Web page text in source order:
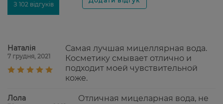
З 102 відгуків
Наталія
7 грудня, 2021
Самая лучшая мицеллярная вода.
Косметику смывает отлично и
подходит моей чувствительной
коже.
Лола
Отличная мицеларная вода, не